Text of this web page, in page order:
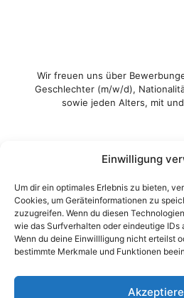
Einwilligung
Um dir ein optimales Erlebnis zu bieten,
Cookies, um Geräteinformationen zu
zuzugreifen. Wenn du diesen
wie das Surfverhalten oder eindeutige IDs
Wenn du deine Einwillligung nicht erteilst
bestimmte Merkmale und Funktionen
Wir freuen uns über
Geschlechter (m/w/d),
sowie jeden Alters, mit
© 2026 - AUGUSTIN